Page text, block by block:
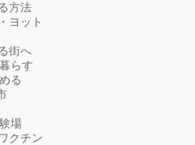
方法
ヨット
街へ
らす
る
場
クチン